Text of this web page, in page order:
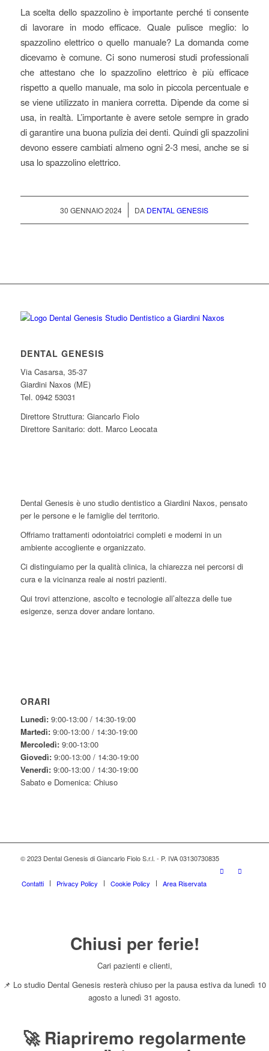
La scelta dello spazzolino è importante perché ti consente
di lavorare in modo efficace. Quale pulisce meglio: lo
spazzolino elettrico o quello manuale? La domanda come
dicevamo è comune. Ci sono numerosi studi professionali
che attestano che lo spazzolino elettrico è più efficace
rispetto a quello manuale, ma solo in piccola percentuale e
se viene utilizzato in maniera corretta. Dipende da come si
usa, in realtà. L’importante è avere setole sempre in grado
di garantire una buona pulizia dei denti. Quindi gli spazzolini
devono essere cambiati almeno ogni 2-3 mesi, anche se si
usa lo spazzolino elettrico.
30 GENNAIO 2024
/ DA DENTAL GENESIS
DENTAL GENESIS
Via Casarsa, 35-37
Giardini Naxos (ME)
Tel. 0942 53031
Direttore Struttura: Giancarlo Fiolo
Direttore Sanitario: dott. Marco Leocata
Dental Genesis è uno studio dentistico a Giardini Naxos, pensato
per le persone e le famiglie del territorio.
Offriamo trattamenti odontoiatrici completi e moderni in un
ambiente accogliente e organizzato.
Ci distinguiamo per la qualità clinica, la chiarezza nei percorsi di
cura e la vicinanza reale ai nostri pazienti.
Qui trovi attenzione, ascolto e tecnologie all’altezza delle tue
esigenze, senza dover andare lontano.
ORARI
Lunedì:9:00-13:00 / 14:30-19:00
Martedì:9:00-13:00 / 14:30-19:00
Mercoledì:9:00-13:00
Giovedì:9:00-13:00 / 14:30-19:00
Venerdì:9:00-13:00 / 14:30-19:00
Sabato e Domenica: Chiuso
© 2023 Dental Genesis di Giancarlo Fiolo S.r.l. - P. IVA 03130730835
Contatti Privacy Policy Cookie Policy Area Riservata
Chiusi per ferie!
Cari pazienti e clienti,
📌 Lo studio Dental Genesis resterà chiuso per la pausa estiva da lunedì 10
agosto a lunedì 31 agosto.
🚀 Riapriremo regolarmente